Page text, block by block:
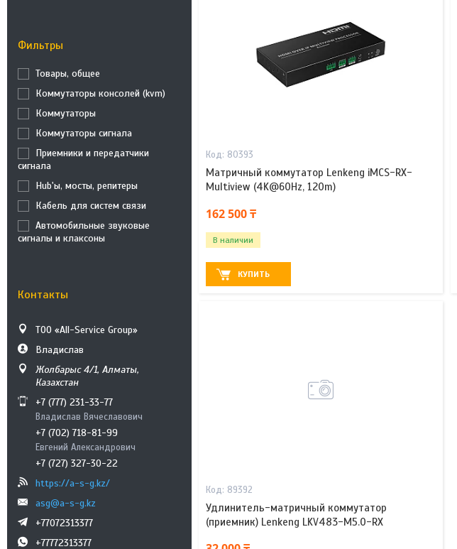
Фильтры
Товары, общее
Коммутаторы консолей (kvm)
Коммутаторы
Коммутаторы сигнала
Приемники и передатчики
сигнала
Hub'ы, мосты, репитеры
Кабель для систем связи
Автомобильные звуковые
сигналы и клаксоны
Контакты
ТОО «All-Service Group»
Владислав
Жолбарыс 4/1, Алматы,
Казахстан
+7 (777) 231-33-77
Владислав Вячеславович
+7 (702) 718-81-99
Евгений Александрович
+7 (727) 327-30-22
https://a-s-g.kz/
asg@a-s-g.kz
+77072313377
+77772313377
80393
Матричный коммутатор Lenkeng iMCS-RX-
Multiview (4K@60Hz, 120m)
162 500 ₸
В наличии
КУПИТЬ
89392
Удлинитель-матричный коммутатор
(приемник) Lenkeng LKV483-M5.0-RX